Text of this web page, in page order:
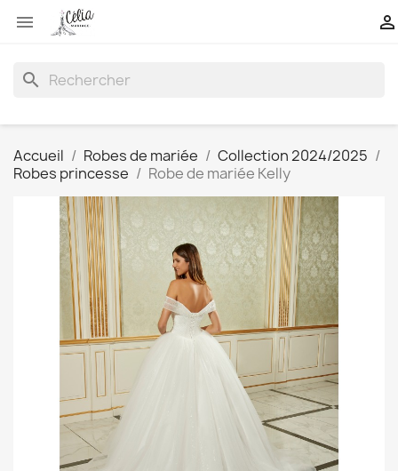
 
search
Accueil Robes de mariée
Collection 2024/2025
Robes princesse
Robe de mariée Kelly